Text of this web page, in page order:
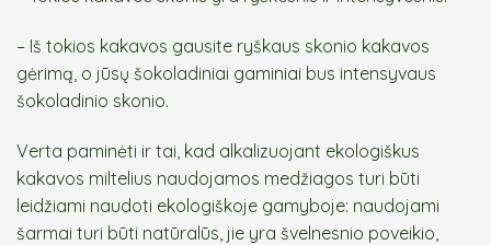
– Iš tokios kakavos gausite ryškaus skonio kakavos
gėrimą, o jūsų šokoladiniai gaminiai bus intensyvaus
šokoladinio skonio.
Verta paminėti ir tai, kad alkalizuojant ekologiškus
kakavos miltelius naudojamos medžiagos turi būti
leidžiami naudoti ekologiškoje gamyboje: naudojami
šarmai turi būti natūralūs, jie yra švelnesnio poveikio,